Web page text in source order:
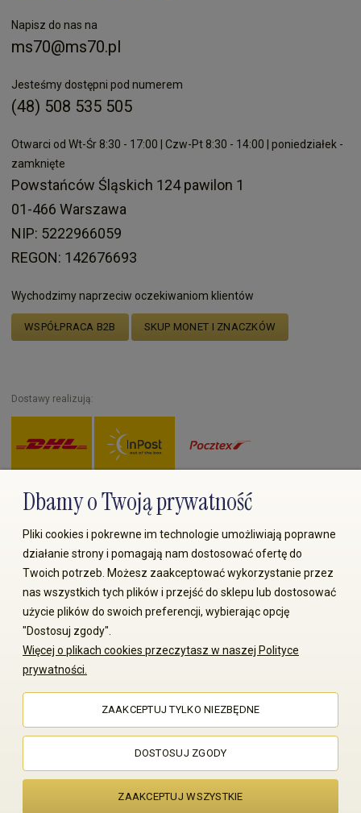
Napisz do nas na
ms70@ms70.pl
Jesteśmy dostępni pod numerem
(48) 508 535 505
Otwarci od Wt-Śr 8:30 - 17:00 | Czw-Pt 8:30 - 14:00 | poniedziałek -
zamknięte
Powstańców Śląskich 124 pawilon 1
01-466 Warszawa
NIP: 5222966059
REGON: 142676693
Wychodzimy naprzeciw oczekiwaniom klientów
WSPÓŁPRACA B2B SKUP MONET I ZNACZKÓW
Dostawy realizują:
Zapłać przez:
© 2008-2026 MS70.pl / Ms70 Sp. z o.o. Wszelkie prawa
zastrzeżone. Kopiowanie treści i zdjęć bez zgody właściciela
Sklep internetowy Shoper Premium
Dbamy o Twoją prywatność
Pliki cookies i pokrewne im technologie umożliwiają poprawne
działanie strony i pomagają nam dostosować ofertę do
Twoich potrzeb. Możesz zaakceptować wykorzystanie przez
nas wszystkich tych plików i przejść do sklepu lub dostosować
użycie plików do swoich preferencji, wybierając opcję
"Dostosuj zgody".
Więcej o plikach cookies przeczytasz w naszej Polityce
prywatności.
ZAAKCEPTUJ TYLKO NIEZBĘDNE
DOSTOSUJ ZGODY
ZAAKCEPTUJ WSZYSTKIE